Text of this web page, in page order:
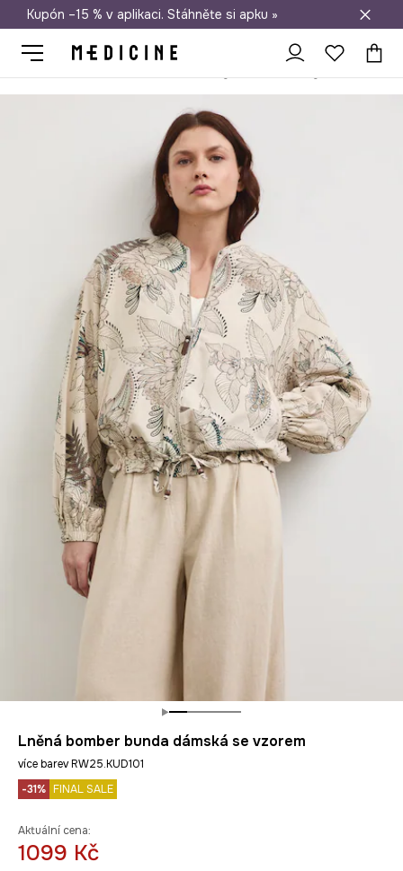
Doprava zdarma při nákupu nad 1 200 Kč
Kupón –15 % v aplikaci. Stáhněte si apku »
Lněná bomber bunda dámská se vzorem
více barev RW25.KUD101
-31% FINAL SALE
Aktuální cena:
1099 Kč